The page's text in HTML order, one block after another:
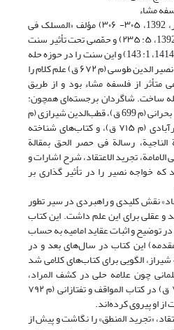
مشاء
«محقّق حلی» (م ۶۷۶ ق) (صدر، 1392، ۳۰۵- ۳۰۶) مؤلف «المسلک فی
اصول الدین» (مدرس تبریزی، 1392، ۵: ۲۳۵) و حمّصی تحت تأثیر سنت
کلامی معتزله بوده (محقق حلی، 1414، 1: 143) و این سنت را در حوزه حله
رواج می‌دادند؛ تا این که خواجه نصیر الدین طوسی (م ۶۷۲ ق) علم کلام را
متأثر از فلسفه مشاء بود و از طریق
ساخت. شاگردان برجسته‌ای همچون:
علامه حلی (م ۷۲۶ ق)، ابن میثم بحرانی (م 699 ق)، قطب‌الدین شیرازی (م
۷۱۰ ق) و سید رکن الدین استرآبادی (م ۷۱۵ ق)، و کتاب‌های شناخته
رسالة‌ فی‌ حصر الحق‌ بمقالة‌
الامامة‌، تجرید الاعتقاد، شرح اشارات و
که خواجه نصیر را در تأثیر گذاری بر
نقش کلیدی و راهبردی در سیر تطور
و عقلی برای این علم داشت. این کتاب
توضیح و اثبات عقاید امامیه به حساب
(علامه حلّی، 1413، ۴ مقدمه) این کتاب در سال‌های بعد و در
الگویی برای کتاب‌های کلامی شد
۲: ۵۷) و متکلمانی چون علامه حلی در کشف المراد،
قاضی عضدالدین ایجی (م ۷۵۶ ق) در کتاب المواقف و تفتازانی (م ۷۹۲
او پیروی کرده‌اند.
«تجرید المنطق» را نگاشت و پیش از